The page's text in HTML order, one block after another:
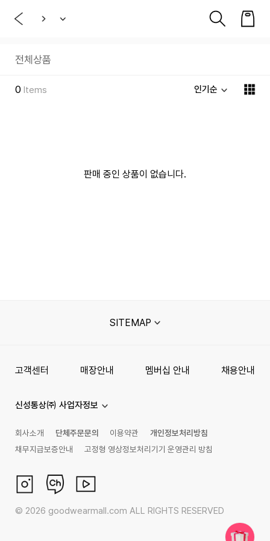
전체상품
0 Items 인기순
판매 중인 상품이 없습니다.
SITEMAP
고객센터 매장안내 멤버십 안내 채용안내
신성통상㈜ 사업자정보
회사소개 단체주문문의 이용약관
개인정보처리방침
채무지급보증안내
고정형 영상정보처리기기 운영관리 방침
© 2026 goodwearmall.com ALL RIGHTS RESERVED